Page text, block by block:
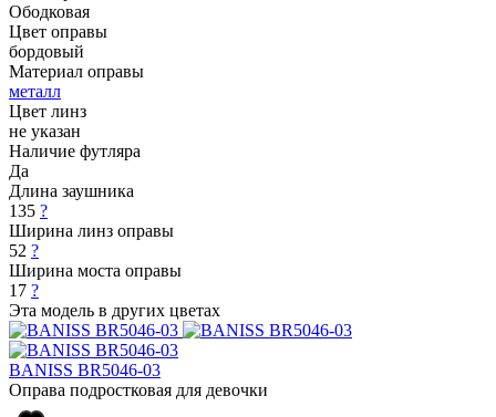
Ободковая
Цвет оправы
бордовый
Материал оправы
металл
Цвет линз
не указан
Наличие футляра
Да
Длина заушника
135 ?
Ширина линз оправы
52 ?
Ширина моста оправы
17 ?
Эта модель в других цветах
BANISS BR5046-03
Оправа подростковая для девочки